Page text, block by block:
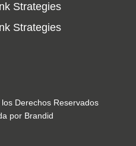
Strategies
Strategies
Derechos Reservados
por Brandid